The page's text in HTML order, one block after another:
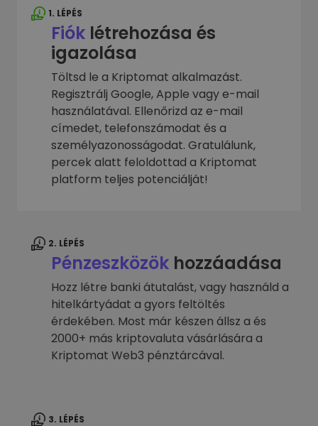
1. LÉPÉS
Fiók létrehozása és
igazolása
Töltsd le a Kriptomat alkalmazást.
Regisztrálj Google, Apple vagy e-mail
használatával. Ellenőrizd az e-mail
címedet, telefonszámodat és a
személyazonosságodat. Gratulálunk,
percek alatt feloldottad a Kriptomat
platform teljes potenciálját!
2. LÉPÉS
Pénzeszközök hozzáadása
Hozz létre banki átutalást, vagy használd a
hitelkártyádat a gyors feltöltés
érdekében. Most már készen állsz a és
2000+ más kriptovaluta vásárlására a
Kriptomat Web3 pénztárcával.
3. LÉPÉS